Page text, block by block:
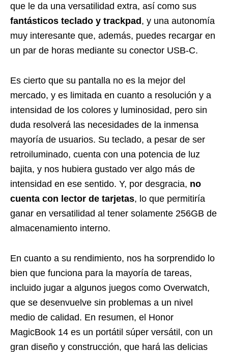
que le da una versatilidad extra, así como sus
fantásticos teclado y trackpad, y una autonomía
muy interesante que, además, puedes recargar en
un par de horas mediante su conector USB-C.
Es cierto que su pantalla no es la mejor del
mercado, y es limitada en cuanto a resolución y a
intensidad de los colores y luminosidad, pero sin
duda resolverá las necesidades de la inmensa
mayoría de usuarios. Su teclado, a pesar de ser
retroiluminado, cuenta con una potencia de luz
bajita, y nos hubiera gustado ver algo más de
intensidad en ese sentido. Y, por desgracia, no
cuenta con lector de tarjetas, lo que permitiría
ganar en versatilidad al tener solamente 256GB de
almacenamiento interno.
En cuanto a su rendimiento, nos ha sorprendido lo
bien que funciona para la mayoría de tareas,
incluido jugar a algunos juegos como Overwatch,
que se desenvuelve sin problemas a un nivel
medio de calidad. En resumen, el Honor
MagicBook 14 es un portátil súper versátil, con un
gran diseño y construcción, que hará las delicias